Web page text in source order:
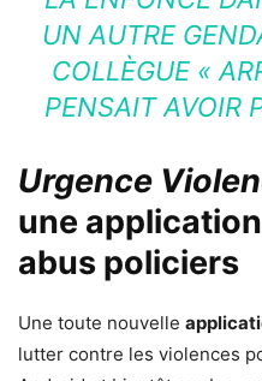
UN AUTRE
COLLÈGUE «
PENSAIT AVOIR
Urgence
une
abus policiers
Une toute nouvelle
lutter contre les violences